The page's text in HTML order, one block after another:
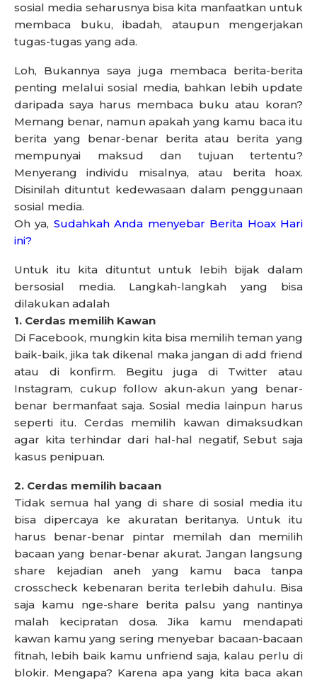
sosial media seharusnya bisa kita manfaatkan untuk
membaca buku, ibadah, ataupun mengerjakan
tugas-tugas yang ada.
Loh, Bukannya saya juga membaca berita-berita
penting melalui sosial media, bahkan lebih update
daripada saya harus membaca buku atau koran?
Memang benar, namun apakah yang kamu baca itu
berita yang benar-benar berita atau berita yang
mempunyai maksud dan tujuan tertentu?
Menyerang individu misalnya, atau berita hoax.
Disinilah dituntut kedewasaan dalam penggunaan
sosial media.
Oh ya, Sudahkah Anda menyebar Berita Hoax Hari
ini?
Untuk itu kita dituntut untuk lebih bijak dalam
bersosial media. Langkah-langkah yang bisa
dilakukan adalah
1. Cerdas memilih Kawan
Di Facebook, mungkin kita bisa memilih teman yang
baik-baik, jika tak dikenal maka jangan di add friend
atau di konfirm. Begitu juga di Twitter atau
Instagram, cukup follow akun-akun yang benar-
benar bermanfaat saja. Sosial media lainpun harus
seperti itu. Cerdas memilih kawan dimaksudkan
agar kita terhindar dari hal-hal negatif, Sebut saja
kasus penipuan.
2. Cerdas memilih bacaan
Tidak semua hal yang di share di sosial media itu
bisa dipercaya ke akuratan beritanya. Untuk itu
harus benar-benar pintar memilah dan memilih
bacaan yang benar-benar akurat. Jangan langsung
share kejadian aneh yang kamu baca tanpa
crosscheck kebenaran berita terlebih dahulu. Bisa
saja kamu nge-share berita palsu yang nantinya
malah kecipratan dosa. Jika kamu mendapati
kawan kamu yang sering menyebar bacaan-bacaan
fitnah, lebih baik kamu unfriend saja, kalau perlu di
blokir. Mengapa? Karena apa yang kita baca akan